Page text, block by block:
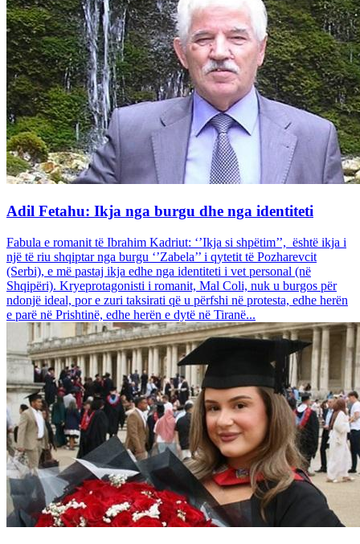
Adil Fetahu: Ikja nga burgu dhe nga identiteti
Fabula e romanit të Ibrahim Kadriut: ‘’Ikja si shpëtim’’, është ikja i
një të riu shqiptar nga burgu ‘’Zabela’’ i qytetit të Pozharevcit
(Serbi), e më pastaj ikja edhe nga identiteti i vet personal (në
Shqipëri). Kryeprotagonisti i romanit, Mal Coli, nuk u burgos për
ndonjë ideal, por e zuri taksirati që u përfshi në protesta, edhe herën
e parë në Prishtinë, edhe herën e dytë në Tiranë...